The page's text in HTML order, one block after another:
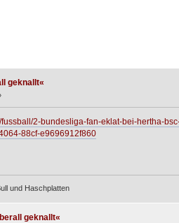
geknallt«
fussball/2-bundesliga-fan-eklat-bei-hertha-
88cf-e9696912f860
und Haschplatten
geknallt«